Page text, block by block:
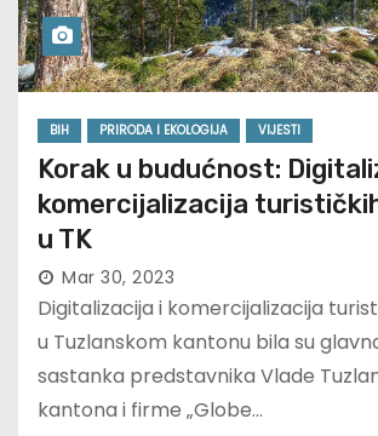
BIH PRIRODA I EKOLOGIJA VIJESTI
Korak u budućnost:
komercijalizacija
u TK
Mar 30, 2023
Digitalizacija i komercijalizacija
u Tuzlanskom kantonu bila su
sastanka predstavnika Vlade
kantona i firme „Globe…